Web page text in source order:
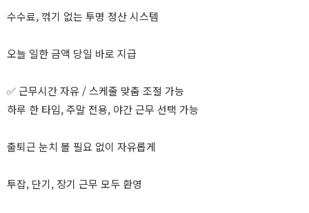
수수료, 꺾기 없는 투명 정산 시스템
오늘 일한 금액 당일 바로 지급
✅ 근무시간 자유 / 스케줄 맞춤 조절 가능
하루 한 타임, 주말 전용, 야간 근무 선택 가능
출퇴근 눈치 볼 필요 없이 자유롭게
투잡, 단기, 장기 근무 모두 환영